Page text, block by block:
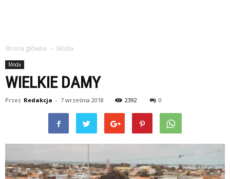
Strona główna Moda
Moda
WIELKIE DAMY
Przez Redakcja - 7 września 2018 2392 0